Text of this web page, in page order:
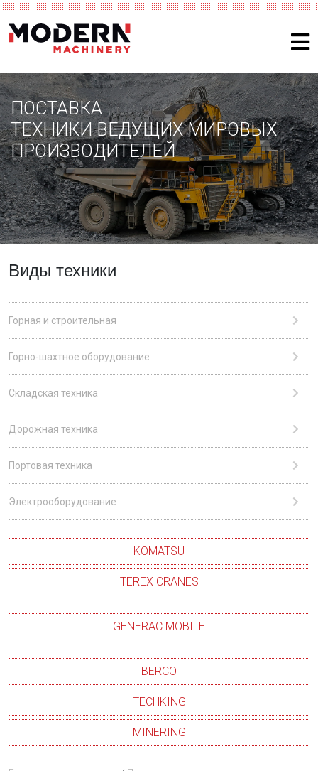
ПОСТАВКА
ТЕХНИКИ ВЕДУЩИХ МИРОВЫХ
ПРОИЗВОДИТЕЛЕЙ
Виды техники
Горная и строительная
Горно-шахтное оборудование
Складская техника
Дорожная техника
Портовая техника
Электрооборудование
KOMATSU
TEREX CRANES
GENERAC MOBILE
BERCO
TECHKING
MINERING